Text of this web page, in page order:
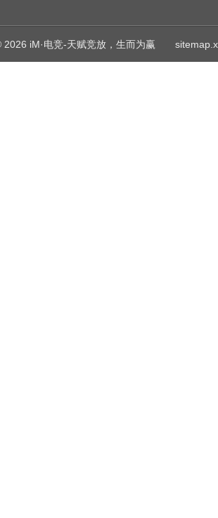
2026 iM·电竞-天赋竞放，生而为赢